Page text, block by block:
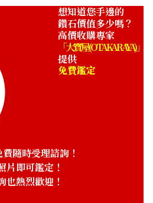
想知道您手邊的
鑽石價值多少嗎？
高價收購專家
「大寶屋 (OTAKARAYA)」
提供
免費鑑定
隨時受理諮詢！
片即可鑑定！
也熱烈歡迎！